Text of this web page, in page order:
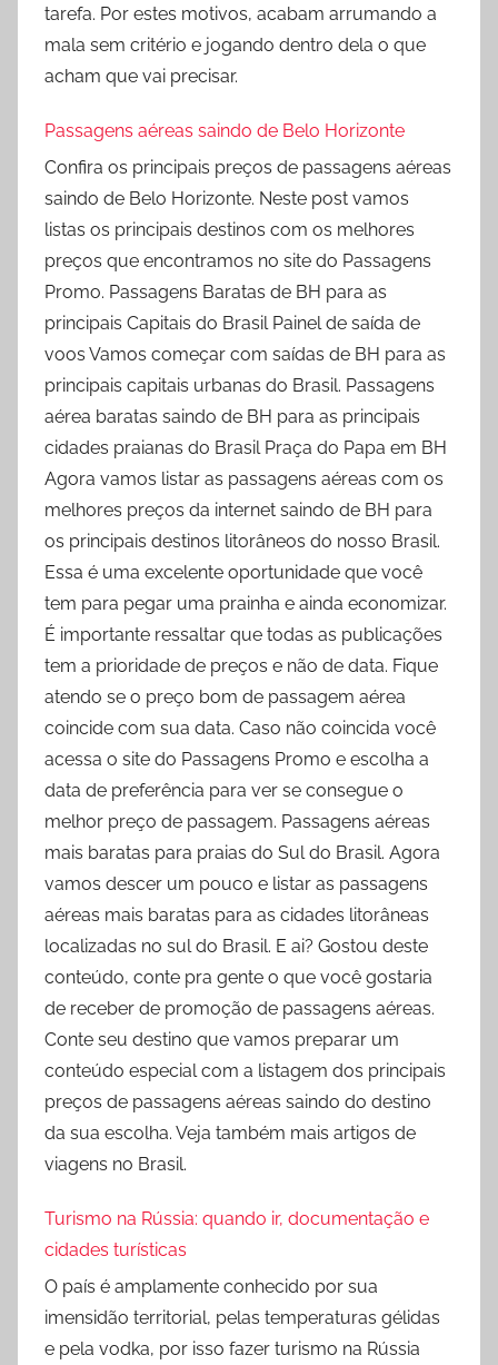
tarefa. Por estes motivos, acabam arrumando a
mala sem critério e jogando dentro dela o que
acham que vai precisar.
Passagens aéreas saindo de Belo Horizonte
Confira os principais preços de passagens aéreas
saindo de Belo Horizonte. Neste post vamos
listas os principais destinos com os melhores
preços que encontramos no site do Passagens
Promo. Passagens Baratas de BH para as
principais Capitais do Brasil Painel de saída de
voos Vamos começar com saídas de BH para as
principais capitais urbanas do Brasil. Passagens
aérea baratas saindo de BH para as principais
cidades praianas do Brasil Praça do Papa em BH
Agora vamos listar as passagens aéreas com os
melhores preços da internet saindo de BH para
os principais destinos litorâneos do nosso Brasil.
Essa é uma excelente oportunidade que você
tem para pegar uma prainha e ainda economizar.
É importante ressaltar que todas as publicações
tem a prioridade de preços e não de data. Fique
atendo se o preço bom de passagem aérea
coincide com sua data. Caso não coincida você
acessa o site do Passagens Promo e escolha a
data de preferência para ver se consegue o
melhor preço de passagem. Passagens aéreas
mais baratas para praias do Sul do Brasil. Agora
vamos descer um pouco e listar as passagens
aéreas mais baratas para as cidades litorâneas
localizadas no sul do Brasil. E ai? Gostou deste
conteúdo, conte pra gente o que você gostaria
de receber de promoção de passagens aéreas.
Conte seu destino que vamos preparar um
conteúdo especial com a listagem dos principais
preços de passagens aéreas saindo do destino
da sua escolha. Veja também mais artigos de
viagens no Brasil.
Turismo na Rússia: quando ir, documentação e
cidades turísticas
O país é amplamente conhecido por sua
imensidão territorial, pelas temperaturas gélidas
e pela vodka, por isso fazer turismo na Rússia